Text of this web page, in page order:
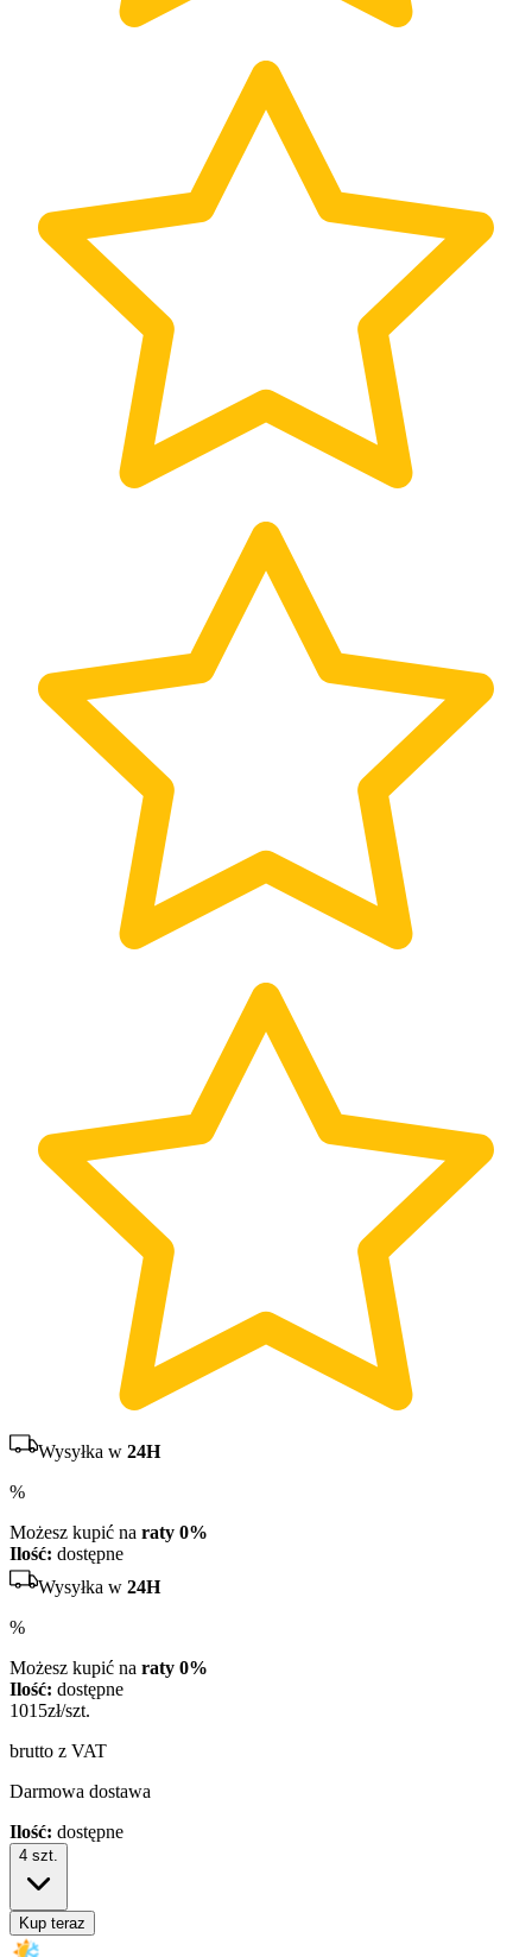
Wysyłka w 24H
%
Możesz kupić na raty 0%
Ilość: dostępne
Wysyłka w 24H
%
Możesz kupić na raty 0%
Ilość: dostępne
1015zł/szt.
brutto z VAT
Darmowa dostawa
Ilość: dostępne
4 szt.
Kup teraz